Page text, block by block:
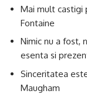
Mai mult castigi
Fontaine
Nimic nu a fost,
esenta si
Sinceritatea
Maugham